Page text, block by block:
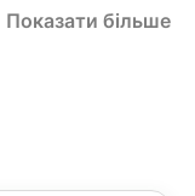
Показати більше